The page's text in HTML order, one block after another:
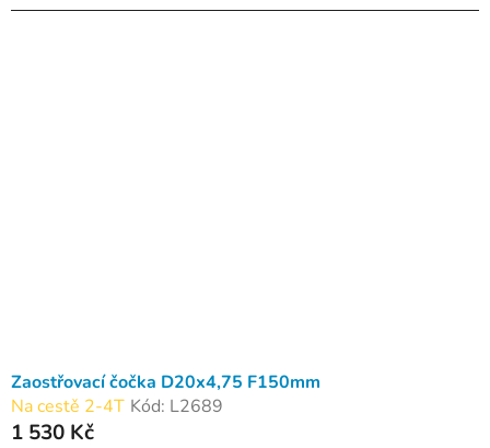
Zaostřovací čočka D20x4,75 F150mm
Na cestě 2-4T Kód: L2689
1 530 Kč